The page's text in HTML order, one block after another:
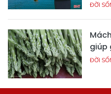
ĐỜI
giúp
ĐỜI